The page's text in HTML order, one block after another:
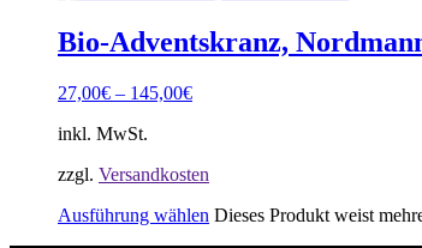
Bio-Adventskranz,
27,00€ – 145,00€
inkl. MwSt.
zzgl. Versandkosten
Ausführung wählen Dieses Produkt weist